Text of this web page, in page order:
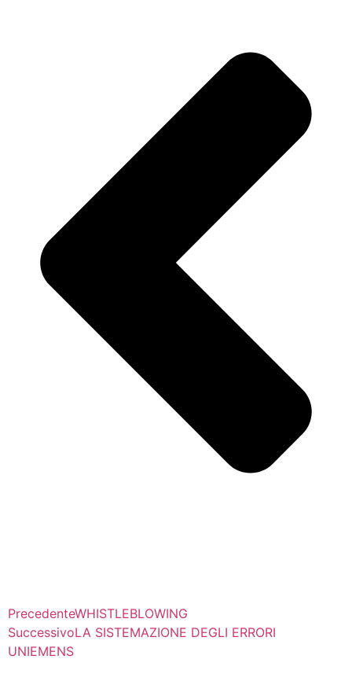
PrecedenteWHISTLEBLOWING
SuccessivoLA SISTEMAZIONE DEGLI ERRORI
UNIEMENS